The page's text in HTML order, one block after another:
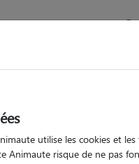
vérifiés
utilise les cookies et
Animaute risque de ne pas